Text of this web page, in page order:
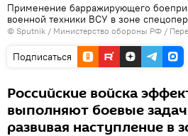
Применение барражирующего
военной техники ВСУ в зоне
© Sputnik / Министерство обороны РФ /
Подписаться
Российские войска
выполняют боевые
развивая наступление в